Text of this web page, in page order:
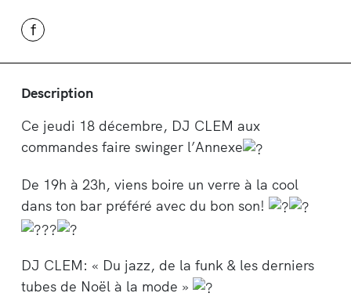
f
Description
Ce jeudi 18 décembre, DJ CLEM aux
commandes faire swinger l’Annexe
De 19h à 23h, viens boire un verre à la cool
dans ton bar préféré avec du bon son!
DJ CLEM: « Du jazz, de la funk & les derniers
tubes de Noël à la mode »